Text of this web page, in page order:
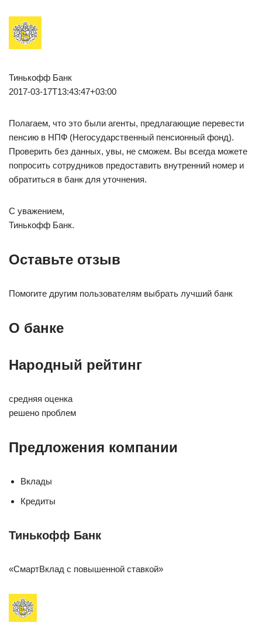
Тинькофф Банк
2017-03-17T13:43:47+03:00
Полагаем, что это были агенты, предлагающие перевести
пенсию в НПФ (Негосударственный пенсионный фонд).
Проверить без данных, увы, не сможем. Вы всегда можете
попросить сотрудников предоставить внутренний номер и
обратиться в банк для уточнения.
С уважением,
Тинькофф Банк.
Оставьте отзыв
Помогите другим пользователям выбрать лучший банк
О банке
Народный рейтинг
средняя оценка
решено проблем
Предложения компании
Вклады
Кредиты
Тинькофф Банк
«СмартВклад с повышенной ставкой»